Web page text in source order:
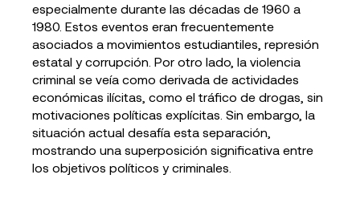
especialmente durante las décadas de 1960 a
1980. Estos eventos eran frecuentemente
asociados a movimientos estudiantiles, represión
estatal y corrupción. Por otro lado, la violencia
criminal se veía como derivada de actividades
económicas ilícitas, como el tráfico de drogas, sin
motivaciones políticas explícitas. Sin embargo, la
situación actual desafía esta separación,
mostrando una superposición significativa entre
los objetivos políticos y criminales.